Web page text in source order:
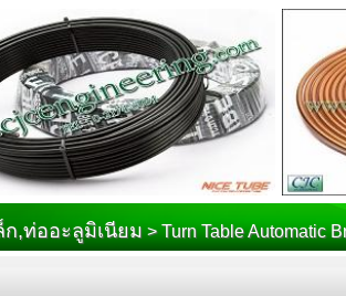
ก,ท่ออะลูมิเนียม> Turn Table Automatic